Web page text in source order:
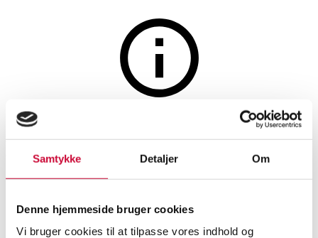
Samtykke Detaljer Om
Denne hjemmeside bruger cookies
Vi bruger cookies til at tilpasse vores indhold og
Mads Z. 'Dome' open bangle in
sterling silver with pavé
diamonds